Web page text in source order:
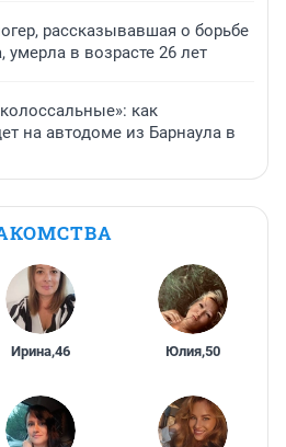
рассказывавшая о борьбе
в возрасте 26 лет
как
на автодоме из Барнаула в
Ирина,46 Юлия,50